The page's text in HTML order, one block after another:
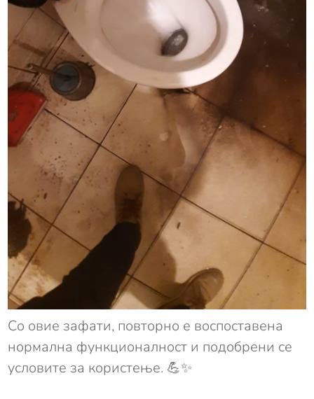
Со овие зафати, повторно е воспоставена
нормална функционалност и подобрени се
условите за користење. 💪✨